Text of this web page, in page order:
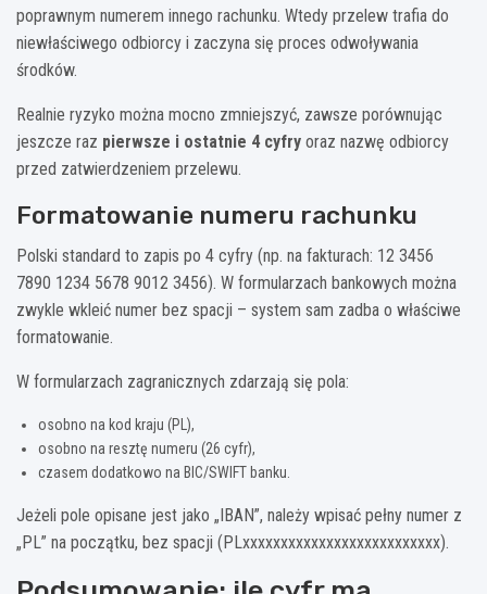
poprawnym numerem innego rachunku. Wtedy przelew trafia do
niewłaściwego odbiorcy i zaczyna się proces odwoływania
środków.
Realnie ryzyko można mocno zmniejszyć, zawsze porównując
jeszcze raz pierwsze i ostatnie 4 cyfry oraz nazwę odbiorcy
przed zatwierdzeniem przelewu.
Formatowanie numeru rachunku
Polski standard to zapis po 4 cyfry (np. na fakturach: 12 3456
7890 1234 5678 9012 3456). W formularzach bankowych można
zwykle wkleić numer bez spacji – system sam zadba o właściwe
formatowanie.
W formularzach zagranicznych zdarzają się pola:
osobno na kod kraju (PL),
osobno na resztę numeru (26 cyfr),
czasem dodatkowo na BIC/SWIFT banku.
Jeżeli pole opisane jest jako „IBAN”, należy wpisać pełny numer z
„PL” na początku, bez spacji (PLxxxxxxxxxxxxxxxxxxxxxxxxxx).